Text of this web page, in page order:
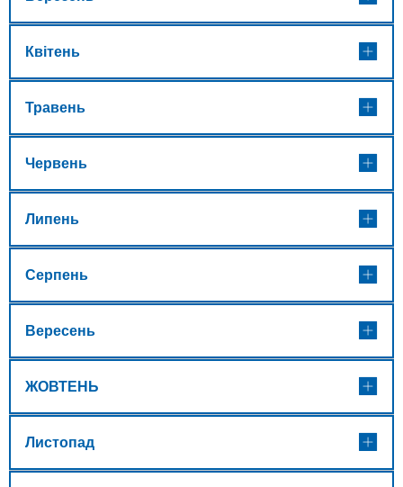
Квітень
Травень
Червень
Липень
Серпень
Вересень
ЖОВТЕНЬ
Листопад